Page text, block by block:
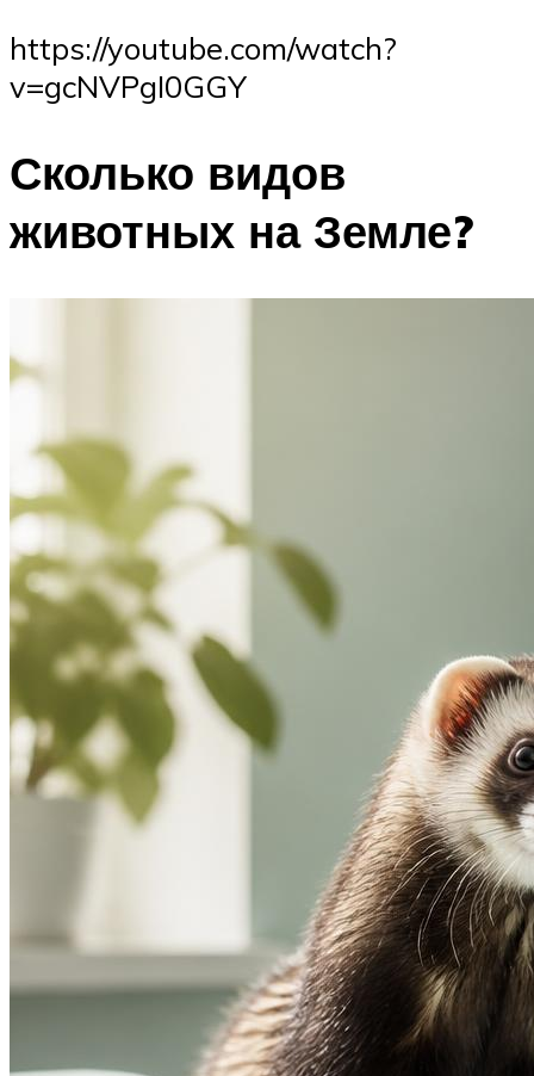
https://youtube.com/watch?
v=gcNVPgI0GGY
Сколько видов
животных на Земле?